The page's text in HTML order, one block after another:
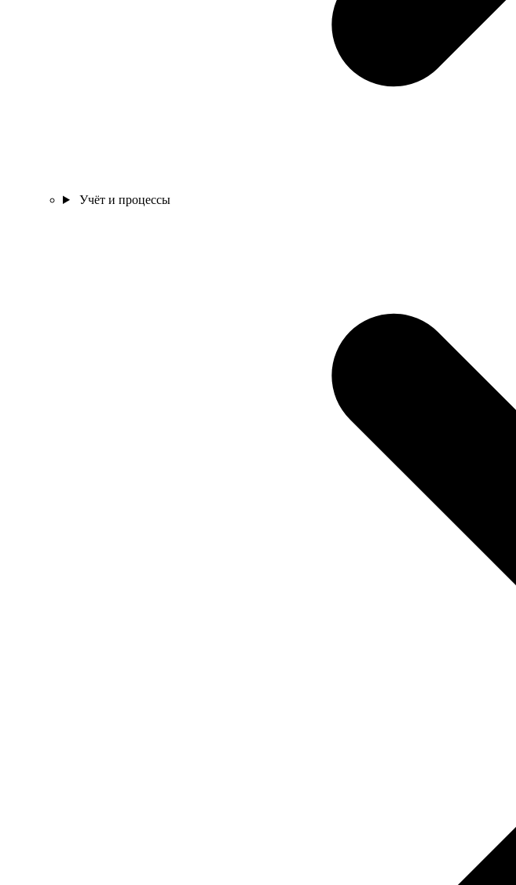
Учёт и процессы